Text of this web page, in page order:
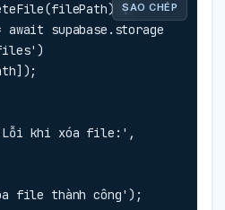
SAO CHÉP
{